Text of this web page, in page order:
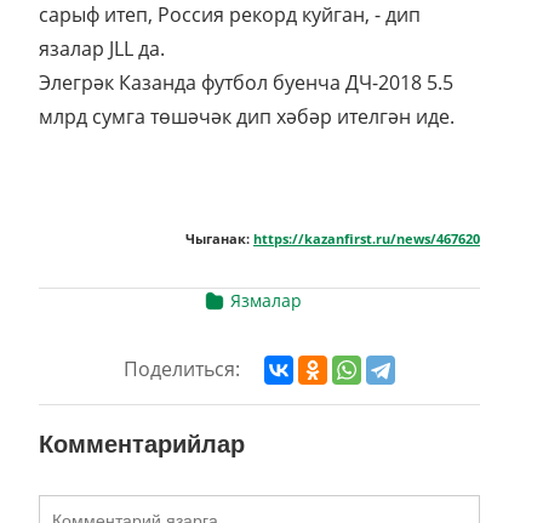
сарыф итеп, Россия рекорд куйган, - дип
язалар JLL да.
Элегрәк Казанда футбол буенча ДЧ-2018 5.5
млрд сумга төшәчәк дип хәбәр ителгән иде.
Чыганак: https://kazanfirst.ru/news/467620
Язмалар
Поделиться:
Комментарийлар